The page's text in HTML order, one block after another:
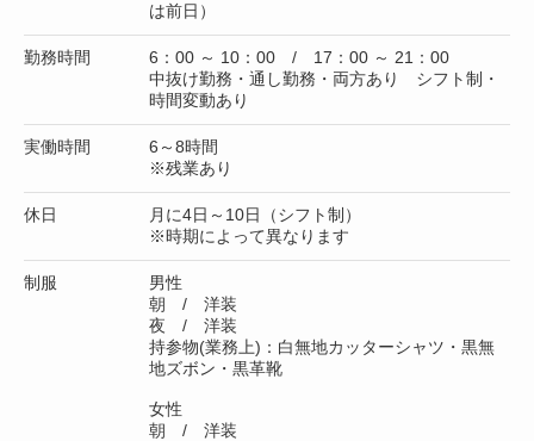
は前日）
勤務時間
6：00 ～ 10：00 / 17：00 ～ 21：00
中抜け勤務・通し勤務・両方あり シフト制・
時間変動あり
実働時間
6～8時間
※残業あり
休日
月に4日～10日（シフト制）
※時期によって異なります
制服
男性
朝 / 洋装
夜 / 洋装
持参物(業務上)：白無地カッターシャツ・黒無
地ズボン・黒革靴
女性
朝 / 洋装